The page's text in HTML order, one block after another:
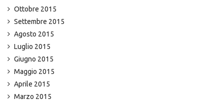
Ottobre 2015
Settembre 2015
Agosto 2015
Luglio 2015
Giugno 2015
Maggio 2015
Aprile 2015
Marzo 2015